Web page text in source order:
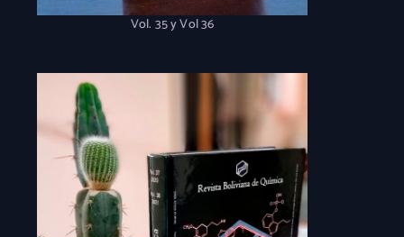
Vol. 35 y Vol 36